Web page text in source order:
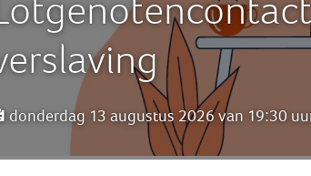
donderdag 13 augustus 2026 van 19:30